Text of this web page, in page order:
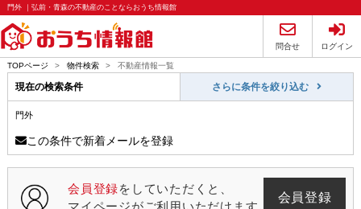
門外 ｜弘前・青森の不動産のことならおうち情報館
問合せ ログイン
TOPページ > 物件検索 > 不動産情報一覧
現在の検索条件 さらに条件を絞り込む
門外
この条件で新着メールを登録
会員登録をしていただくと、
会員登録